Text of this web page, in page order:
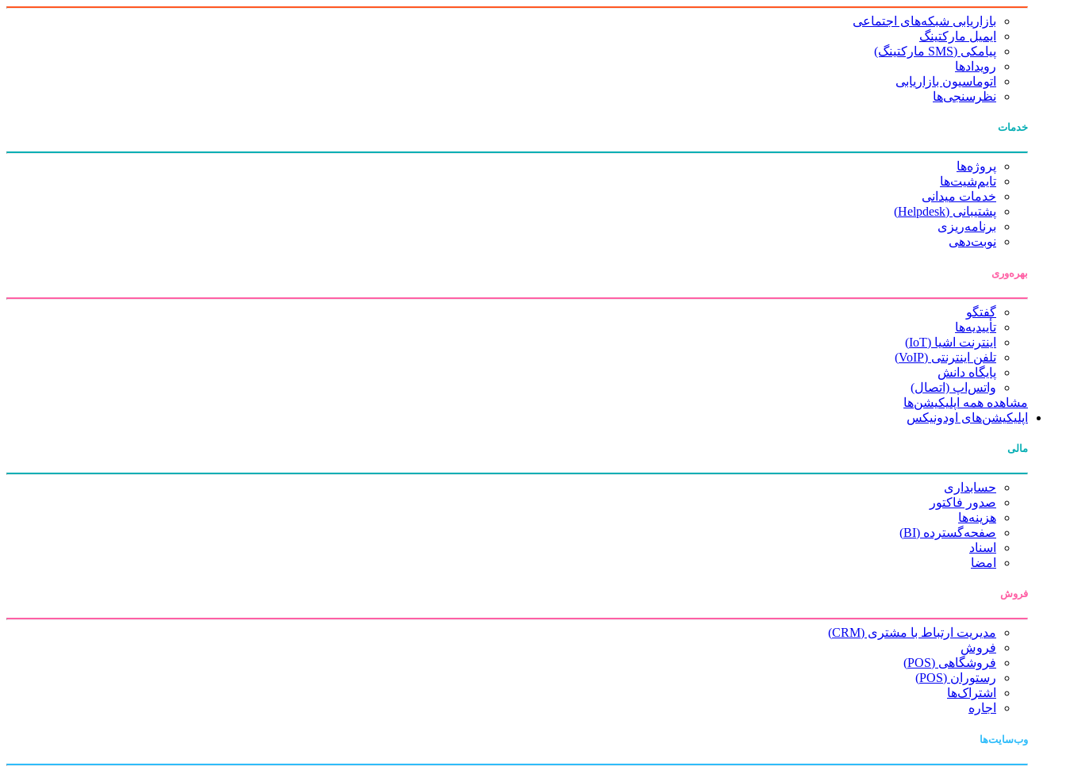
بازاریابی شبکه‌های اجتماعی
ایمیل مارکتینگ
پیامکی (SMS مارکتینگ)
رویدادها
اتوماسیون بازاریابی
نظرسنجی‌ها
خدمات
پروژه‌ها
تایم‌شیت‌ها
خدمات میدانی
پشتیبانی (Helpdesk)
برنامه‌ریزی
نوبت‌دهی
بهره‌وری
گفتگو
تأییدیه‌ها
اینترنت اشیا (IoT)
تلفن اینترنتی (VoIP)
پایگاه دانش
واتس‌اپ (اتصال)
مشاهده همه اپلیکیشن‌ها
اپلیکیشن‌های اودونیکس
مالی
حسابداری
صدور فاکتور
هزینه‌ها
صفحه‌گسترده (BI)
اسناد
امضا
فروش
مدیریت ارتباط با مشتری (CRM)
فروش
فروشگاهی (POS)
رستوران (POS)
اشتراک‌ها
اجاره
وب‌سایت‌ها